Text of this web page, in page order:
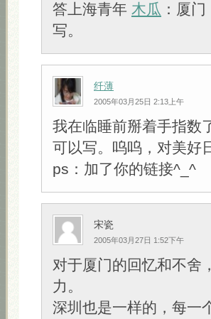
答上海青年 木瓜 ：厦
写。
纤薄
2005年03月25日 2:13上午
我在临睡前掰着手指数
可以写。呜呜，对美好
ps：加了你的链接^_^
宋瓷
2005年03月27日 1:52下午
对于厦门的回忆和不舍
力。
深圳也是一样的，每一